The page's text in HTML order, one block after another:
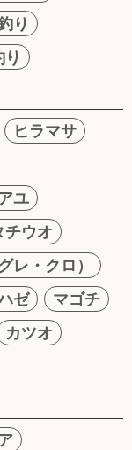
り
ヒラマサ
ユ
チウオ
レ・クロ）
ゼ
マゴチ
カツオ